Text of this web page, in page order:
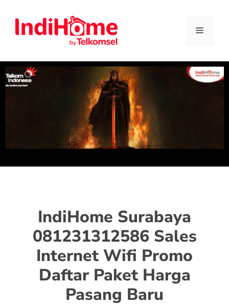
IndiHome Surabaya
081231312586 Sales
Internet Wifi Promo
Daftar Paket Harga
Pasang Baru